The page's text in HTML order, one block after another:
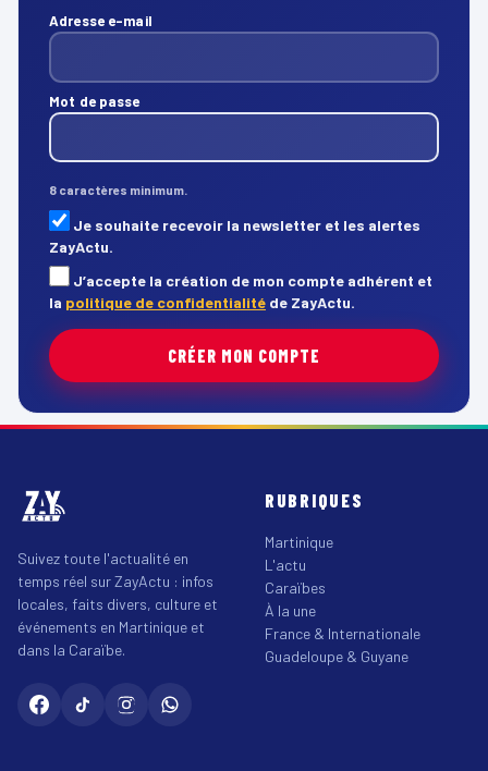
Adresse e-mail
Mot de passe
8 caractères minimum.
Je souhaite recevoir la newsletter et les alertes
ZayActu.
J’accepte la création de mon compte adhérent et
la politique de confidentialité de ZayActu.
CRÉER MON COMPTE
Suivez toute l'actualité en
temps réel sur ZayActu : infos
locales, faits divers, culture et
événements en Martinique et
dans la Caraïbe.
RUBRIQUES
Martinique
L'actu
Caraïbes
À la une
France & Internationale
Guadeloupe & Guyane